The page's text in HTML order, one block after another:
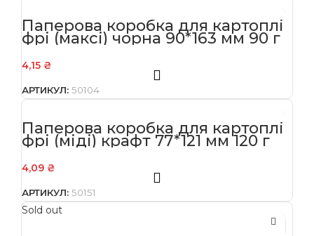
Паперова коробка для картоплі
фрі (максі) чорна 90*163 мм 90 г
4,15 ₴
АРТИКУЛ: 50104
Паперова коробка для картоплі
фрі (міді) крафт 77*121 мм 120 г
4,09 ₴
АРТИКУЛ: 50151
Sold out